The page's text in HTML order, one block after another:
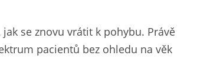
se znovu vrátit k pohybu. Právě
pacientů bez ohledu na věk